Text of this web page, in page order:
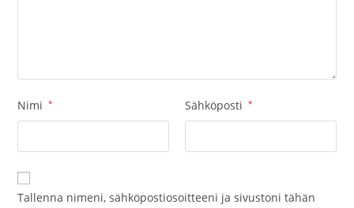
Nimi * Sähköposti *
Tallenna nimeni, sähköpostiosoitteeni ja sivustoni tähän